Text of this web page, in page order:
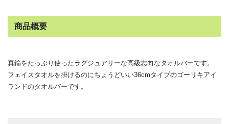
商品概要
真鍮をたっぷり使ったラグジュアリーな高級志向なタオルバーです。
フェイスタオルを掛けるのにちょうどいい36cmタイプのゴーリキアイ
ランドのタオルバーです。